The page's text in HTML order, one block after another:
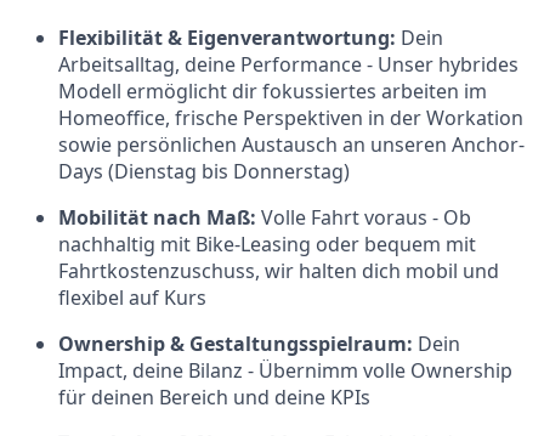
Flexibilität & Eigenverantwortung: Dein
Arbeitsalltag, deine Performance - Unser hybrides
Modell ermöglicht dir fokussiertes arbeiten im
Homeoffice, frische Perspektiven in der Workation
sowie persönlichen Austausch an unseren Anchor-
Days (Dienstag bis Donnerstag)
Mobilität nach Maß: Volle Fahrt voraus - Ob
nachhaltig mit Bike-Leasing oder bequem mit
Fahrtkostenzuschuss, wir halten dich mobil und
flexibel auf Kurs
Ownership & Gestaltungsspielraum: Dein
Impact, deine Bilanz - Übernimm volle Ownership
für deinen Bereich und deine KPIs